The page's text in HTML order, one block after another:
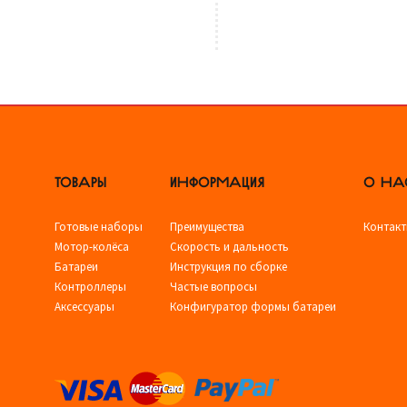
ТОВАРЫ
Готовые наборы
Мотор-колёса
Батареи
Контроллеры
Аксессуары
ИНФОРМАЦИЯ
Преимущества
Скорость и дальность
Инструкция по сборке
Частые вопросы
Конфигуратор формы батареи
О